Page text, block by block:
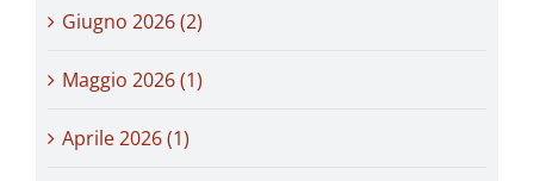
Giugno 2026 (2)
Maggio 2026 (1)
Aprile 2026 (1)